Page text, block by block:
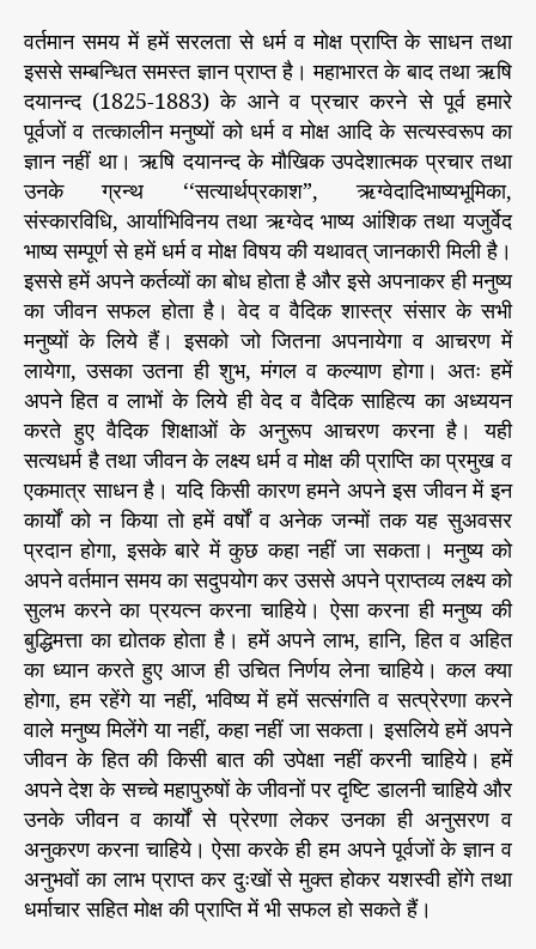
वर्तमान समय में हमें सरलता से धर्म व मोक्ष प्राप्ति के साधन तथा
इससे सम्बन्धित समस्त ज्ञान प्राप्त है। महाभारत के बाद तथा ऋषि
दयानन्द (1825-1883) के आने व प्रचार करने से पूर्व हमारे
पूर्वजों व तत्कालीन मनुष्यों को धर्म व मोक्ष आदि के सत्यस्वरूप का
ज्ञान नहीं था। ऋषि दयानन्द के मौखिक उपदेशात्मक प्रचार तथा
उनके ग्रन्थ ‘‘सत्यार्थप्रकाश”, ऋग्वेदादिभाष्यभूमिका,
संस्कारविधि, आर्याभिविनय तथा ऋग्वेद भाष्य आंशिक तथा यजुर्वेद
भाष्य सम्पूर्ण से हमें धर्म व मोक्ष विषय की यथावत् जानकारी मिली है।
इससे हमें अपने कर्तव्यों का बोध होता है और इसे अपनाकर ही मनुष्य
का जीवन सफल होता है। वेद व वैदिक शास्त्र संसार के सभी
मनुष्यों के लिये हैं। इसको जो जितना अपनायेगा व आचरण में
लायेगा, उसका उतना ही शुभ, मंगल व कल्याण होगा। अतः हमें
अपने हित व लाभों के लिये ही वेद व वैदिक साहित्य का अध्ययन
करते हुए वैदिक शिक्षाओं के अनुरूप आचरण करना है। यही
सत्यधर्म है तथा जीवन के लक्ष्य धर्म व मोक्ष की प्राप्ति का प्रमुख व
एकमात्र साधन है। यदि किसी कारण हमने अपने इस जीवन में इन
कार्यों को न किया तो हमें वर्षों व अनेक जन्मों तक यह सुअवसर
प्रदान होगा, इसके बारे में कुछ कहा नहीं जा सकता। मनुष्य को
अपने वर्तमान समय का सदुपयोग कर उससे अपने प्राप्तव्य लक्ष्य को
सुलभ करने का प्रयत्न करना चाहिये। ऐसा करना ही मनुष्य की
बुद्धिमत्ता का द्योतक होता है। हमें अपने लाभ, हानि, हित व अहित
का ध्यान करते हुए आज ही उचित निर्णय लेना चाहिये। कल क्या
होगा, हम रहेंगे या नहीं, भविष्य में हमें सत्संगति व सत्प्रेरणा करने
वाले मनुष्य मिलेंगे या नहीं, कहा नहीं जा सकता। इसलिये हमें अपने
जीवन के हित की किसी बात की उपेक्षा नहीं करनी चाहिये। हमें
अपने देश के सच्चे महापुरुषों के जीवनों पर दृष्टि डालनी चाहिये और
उनके जीवन व कार्यों से प्रेरणा लेकर उनका ही अनुसरण व
अनुकरण करना चाहिये। ऐसा करके ही हम अपने पूर्वजों के ज्ञान व
अनुभवों का लाभ प्राप्त कर दुःखों से मुक्त होकर यशस्वी होंगे तथा
धर्माचार सहित मोक्ष की प्राप्ति में भी सफल हो सकते हैं।